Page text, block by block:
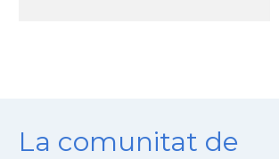
La comunitat de